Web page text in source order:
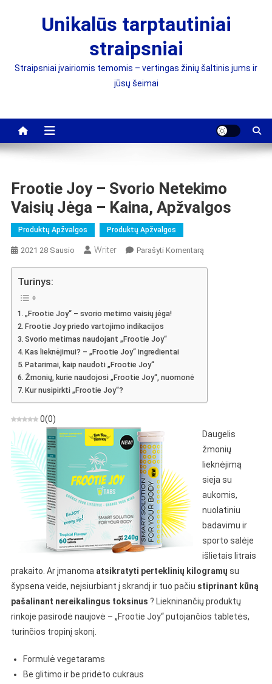
Unikalūs tarptautiniai
straipsniai
Straipsniai įvairiomis temomis – vertingas žinių šaltinis jums ir
jūsų šeimai
Frootie Joy – Svorio Netekimo
Vaisių Jėga – Kaina, Apžvalgos
Produktų Apžvalgos Produktų Apžvalgos
2021 28 Sausio Writer Parašyti KomentarąOn
Turinys:
„Frootie Joy“ – svorio metimo vaisių jėga!
Frootie Joy priedo vartojimo indikacijos
Svorio metimas naudojant „Frootie Joy“
Kas lieknėjimui? – „Frootie Joy“ ingredientai
Patarimai, kaip naudoti „Frootie Joy“
Žmonių, kurie naudojosi „Frootie Joy“, nuomonė
Kur nusipirkti „Frootie Joy“?
0(0)
Daugelis
žmonių
lieknėjimą
sieja su
aukomis,
nuolatiniu
badavimu ir
sporto salėje
išlietais litrais
prakaito. Ar įmanoma atsikratyti perteklinių kilogramų su
šypsena veide, neįsiurbiant į skrandį ir tuo pačiu stiprinant kūną
pašalinant nereikalingus toksinus ? Liekninančių produktų
rinkoje pasirodė naujovė – „Frootie Joy“ putojančios tabletės,
turinčios tropinį skonį.
Formulė vegetarams
Be glitimo ir be pridėto cukraus